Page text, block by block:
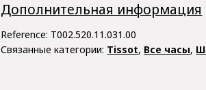
Дополнительная информация
Reference: T002.520.11.031.00
Связанные категории: Tissot, Все часы,